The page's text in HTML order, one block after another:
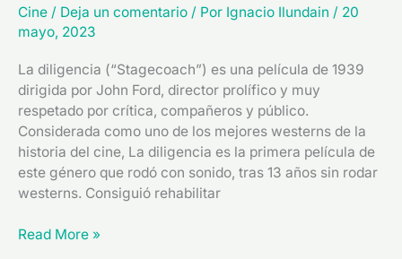
Cine / Deja un comentario / Por Ignacio Ilundain / 20
mayo, 2023
La diligencia (“Stagecoach”) es una película de 1939
dirigida por John Ford, director prolífico y muy
respetado por crítica, compañeros y público.
Considerada como uno de los mejores westerns de la
historia del cine, La diligencia es la primera película de
este género que rodó con sonido, tras 13 años sin rodar
westerns. Consiguió rehabilitar
Read More »